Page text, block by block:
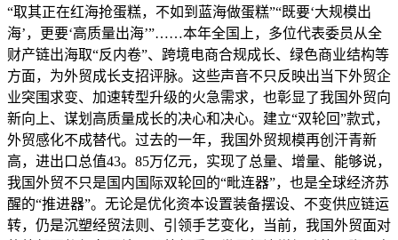
“取其正在红海抢蛋糕，不如到蓝海做蛋糕”“既要‘大规模出
海’，更要‘高质量出海’”……本年全国上，多位代表委员从全
财产链出海取“反内卷”、跨境电商合规成长、绿色商业结构等
方面，为外贸成长支招评脉。这些声音不只反映出当下外贸企
业突围求变、加速转型升级的火急需求，也彰显了我国外贸向
新向上、谋划高质量成长的决心和决心。建立“双轮回”款式，
外贸感化不成替代。过去的一年，我国外贸规模再创汗青新
高，进出口总值43。85万亿元，实现了总量、增量、能够说，
我国外贸不只是国内国际双轮回的“毗连器”，也是全球经济苏
醒的“推进器”。无论是优化资本设置装备摆设、不变供应链运
转，仍是沉塑经贸法则、引领手艺变化，当前，我国外贸面对